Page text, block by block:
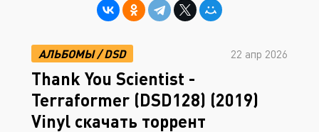
Или войти через
АЛЬБОМЫ/DSD 22 апр 2026
Thank You Scientist -
Terraformer (DSD128) (2019)
Vinyl скачать торрент